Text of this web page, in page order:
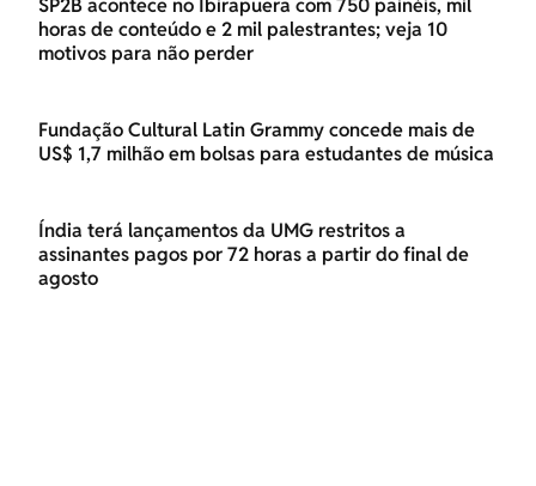
SP2B acontece no Ibirapuera com 750 painéis, mil
horas de conteúdo e 2 mil palestrantes; veja 10
motivos para não perder
Fundação Cultural Latin Grammy concede mais de
US$ 1,7 milhão em bolsas para estudantes de música
Índia terá lançamentos da UMG restritos a
assinantes pagos por 72 horas a partir do final de
agosto